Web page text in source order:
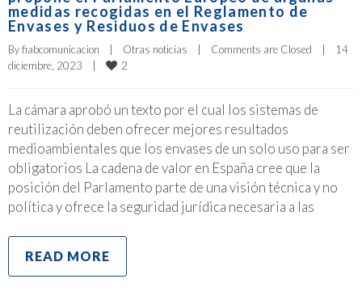
medidas recogidas en el Reglamento de
Envases y Residuos de Envases
By fiabcomunicacion Otras noticias Comments are Closed
14
diciembre, 2023
2
La cámara aprobó un texto por el cual los sistemas de
reutilización deben ofrecer mejores resultados
medioambientales que los envases de un solo uso para ser
obligatorios La cadena de valor en España cree que la
posición del Parlamento parte de una visión técnica y no
política y ofrece la seguridad jurídica necesaria a las
READ MORE